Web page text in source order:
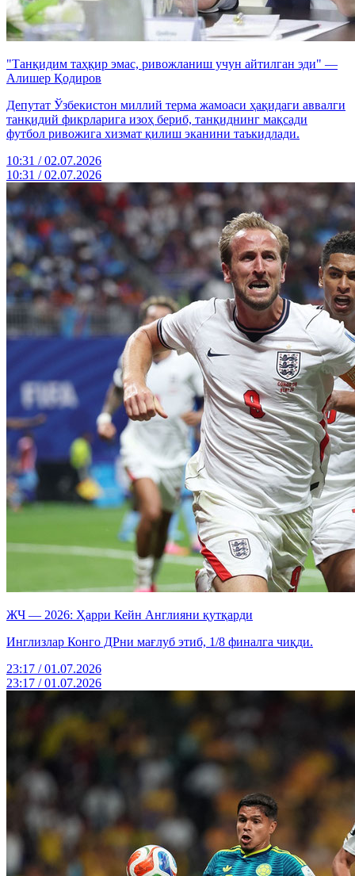
"Танқидим таҳқир эмас, ривожланиш учун айтилган эди" —
Алишер Қодиров
Депутат Ўзбекистон миллий терма жамоаси ҳақидаги аввалги
танқидий фикрларига изоҳ бериб, танқиднинг мақсади
футбол ривожига хизмат қилиш эканини таъкидлади.
10:31 / 02.07.2026
10:31 / 02.07.2026
ЖЧ — 2026: Ҳарри Кейн Англияни қутқарди
Инглизлар Конго ДРни мағлуб этиб, 1/8 финалга чиқди.
23:17 / 01.07.2026
23:17 / 01.07.2026